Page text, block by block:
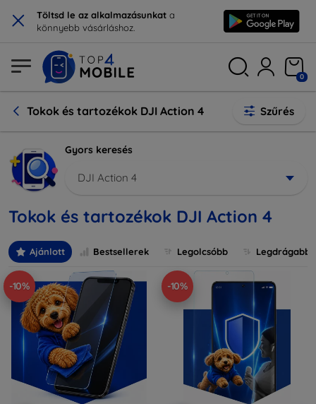
× Töltsd le az alkalmazásunkat a
könnyebb vásárláshoz.
0
Tokok és tartozékok DJI Action 4 Szűrés
Gyors keresés
DJI Action 4
Tokok és tartozékok DJI Action 4
Ajánlott Bestsellerek Legolcsóbb Legdrágabb
-10% -10%